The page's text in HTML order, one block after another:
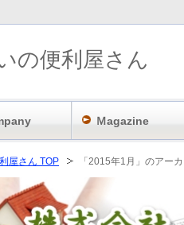
屋さん TOP 「2015年1月」のアー
の便利屋さん
Ｍagazine